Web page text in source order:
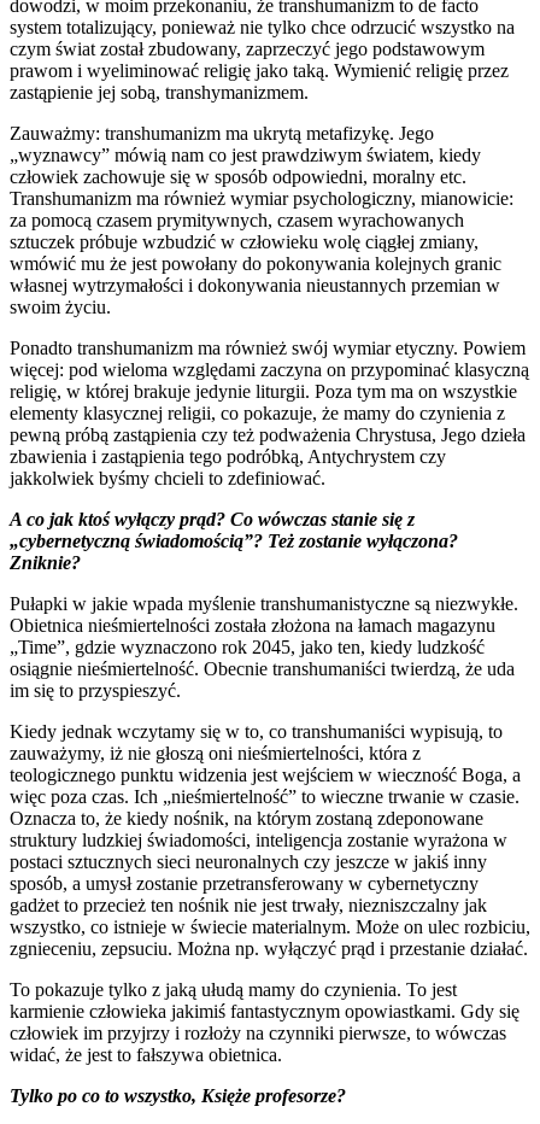
dowodzi, w moim przekonaniu, że transhumanizm to de facto
system totalizujący, ponieważ nie tylko chce odrzucić wszystko na
czym świat został zbudowany, zaprzeczyć jego podstawowym
prawom i wyeliminować religię jako taką. Wymienić religię przez
zastąpienie jej sobą, transhymanizmem.
Zauważmy: transhumanizm ma ukrytą metafizykę. Jego
„wyznawcy” mówią nam co jest prawdziwym światem, kiedy
człowiek zachowuje się w sposób odpowiedni, moralny etc.
Transhumanizm ma również wymiar psychologiczny, mianowicie:
za pomocą czasem prymitywnych, czasem wyrachowanych
sztuczek próbuje wzbudzić w człowieku wolę ciągłej zmiany,
wmówić mu że jest powołany do pokonywania kolejnych granic
własnej wytrzymałości i dokonywania nieustannych przemian w
swoim życiu.
Ponadto transhumanizm ma również swój wymiar etyczny. Powiem
więcej: pod wieloma względami zaczyna on przypominać klasyczną
religię, w której brakuje jedynie liturgii. Poza tym ma on wszystkie
elementy klasycznej religii, co pokazuje, że mamy do czynienia z
pewną próbą zastąpienia czy też podważenia Chrystusa, Jego dzieła
zbawienia i zastąpienia tego podróbką, Antychrystem czy
jakkolwiek byśmy chcieli to zdefiniować.
A co jak ktoś wyłączy prąd? Co wówczas stanie się z
„cybernetyczną świadomością”? Też zostanie wyłączona?
Zniknie?
Pułapki w jakie wpada myślenie transhumanistyczne są niezwykłe.
Obietnica nieśmiertelności została złożona na łamach magazynu
„Time”, gdzie wyznaczono rok 2045, jako ten, kiedy ludzkość
osiągnie nieśmiertelność. Obecnie transhumaniści twierdzą, że uda
im się to przyspieszyć.
Kiedy jednak wczytamy się w to, co transhumaniści wypisują, to
zauważymy, iż nie głoszą oni nieśmiertelności, która z
teologicznego punktu widzenia jest wejściem w wieczność Boga, a
więc poza czas. Ich „nieśmiertelność” to wieczne trwanie w czasie.
Oznacza to, że kiedy nośnik, na którym zostaną zdeponowane
struktury ludzkiej świadomości, inteligencja zostanie wyrażona w
postaci sztucznych sieci neuronalnych czy jeszcze w jakiś inny
sposób, a umysł zostanie przetransferowany w cybernetyczny
gadżet to przecież ten nośnik nie jest trwały, niezniszczalny jak
wszystko, co istnieje w świecie materialnym. Może on ulec rozbiciu,
zgnieceniu, zepsuciu. Można np. wyłączyć prąd i przestanie działać.
To pokazuje tylko z jaką ułudą mamy do czynienia. To jest
karmienie człowieka jakimiś fantastycznym opowiastkami. Gdy się
człowiek im przyjrzy i rozłoży na czynniki pierwsze, to wówczas
widać, że jest to fałszywa obietnica.
Tylko po co to wszystko, Księże profesorze?